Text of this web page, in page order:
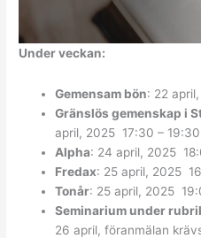
Under veckan:
Gemensam bön: 22
Gränslös gemenskap i
april, 2025 17:30 – 19:30
Alpha: 24 april, 2025
Fredax: 25 april, 2025
Tonår: 25 april, 2025
Seminarium under
26 april, föranmälan